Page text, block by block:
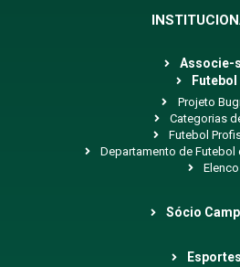
Associe-
Futebol
Projeto
Categorias
Futebol
Departamento de Futebol
Elenco
Sócio
Esportes